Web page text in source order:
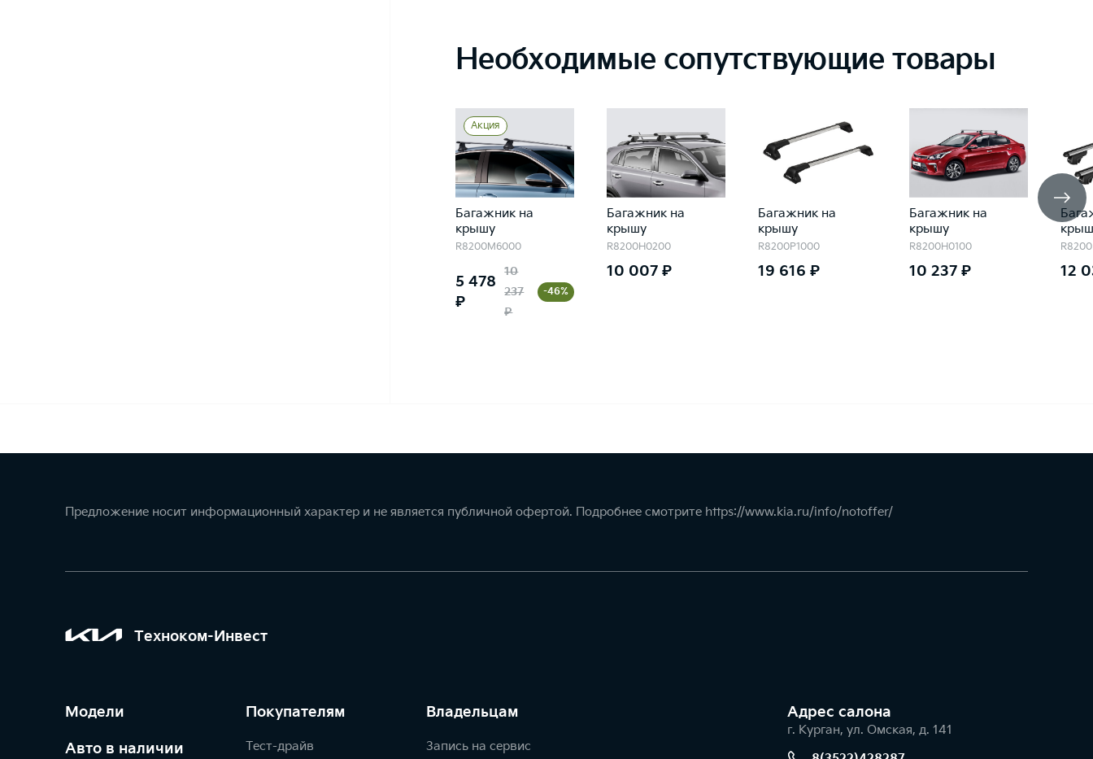
Необходимые сопутствующие товары
Акция
Багажник на
крышу
R8200M6000
5 478
₽
10
237
₽
-46%
Багажник на
крышу
R8200H0200
10 007 ₽
Багажник на
крышу
R8200P1000
19 616 ₽
Багажник на
крышу
R8200H0100
10 237 ₽ 12
Предложение носит информационный характер и не является публичной офертой. Подробнее смотрите https://www.kia.ru/info/notoffer/
Техноком-Инвест
Модели
Авто в наличии
Покупателям
Тест-драйв
Владельцам
Запись на сервис
Адрес салонa
г. Курган, ул. Омская, д. 141